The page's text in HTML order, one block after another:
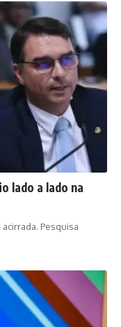
lado a lado na
Pesquisa